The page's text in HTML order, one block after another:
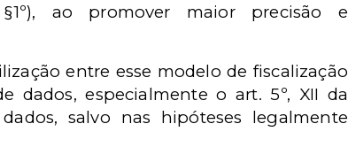
ao promover maior precisão e
entre esse modelo de fiscalização
dados, especialmente o art. 5º, XII da
salvo nas hipóteses legalmente